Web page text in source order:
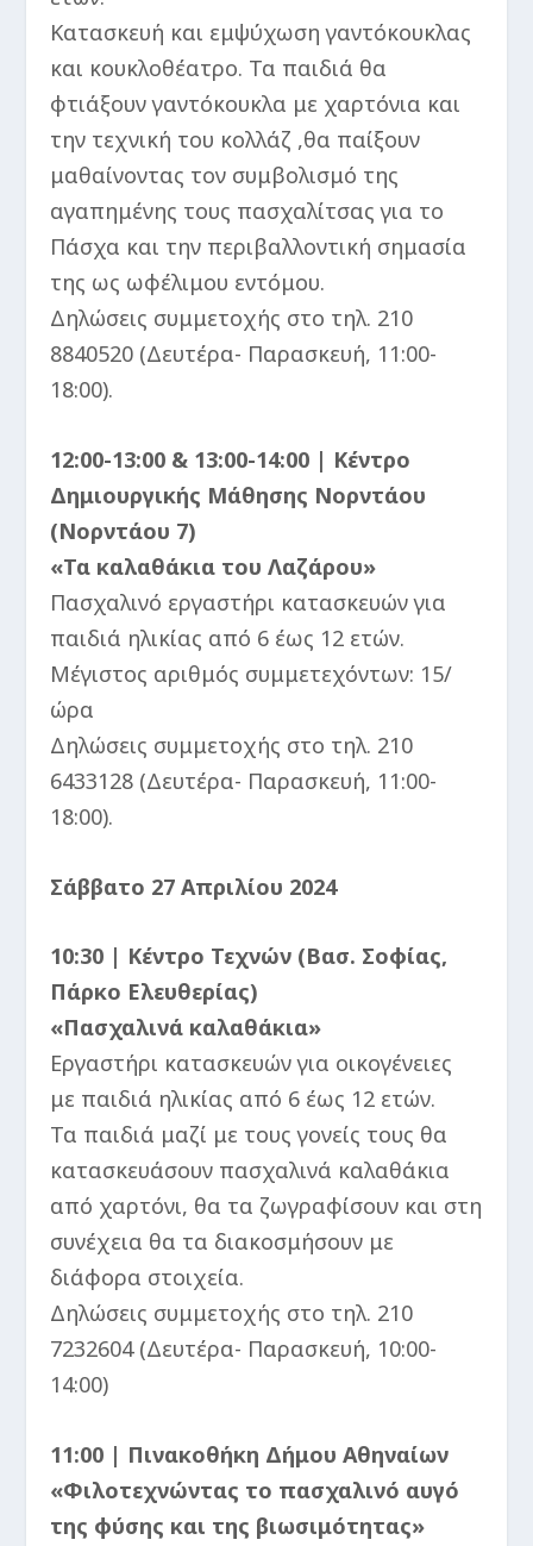
Κατασκευή και εμψύχωση γαντόκουκλας
και κουκλοθέατρο. Τα παιδιά θα
φτιάξουν γαντόκουκλα με χαρτόνια και
την τεχνική του κολλάζ ,θα παίξουν
μαθαίνοντας τον συμβολισμό της
αγαπημένης τους πασχαλίτσας για το
Πάσχα και την περιβαλλοντική σημασία
της ως ωφέλιμου εντόμου.
Δηλώσεις συμμετοχής στο τηλ. 210
8840520 (Δευτέρα- Παρασκευή, 11:00-
18:00).
12:00-13:00 & 13:00-14:00 | Κέντρο
Δημιουργικής Μάθησης Νορντάου
(Νορντάου 7)
«Τα καλαθάκια του Λαζάρου»
Πασχαλινό εργαστήρι κατασκευών για
παιδιά ηλικίας από 6 έως 12 ετών.
Μέγιστος αριθμός συμμετεχόντων: 15/
ώρα
Δηλώσεις συμμετοχής στο τηλ. 210
6433128 (Δευτέρα- Παρασκευή, 11:00-
18:00).
Σάββατο 27 Απριλίου 2024
10:30 | Κέντρο Τεχνών (Βασ. Σοφίας,
Πάρκο Ελευθερίας)
«Πασχαλινά καλαθάκια»
Εργαστήρι κατασκευών για οικογένειες
με παιδιά ηλικίας από 6 έως 12 ετών.
Τα παιδιά μαζί με τους γονείς τους θα
κατασκευάσουν πασχαλινά καλαθάκια
από χαρτόνι, θα τα ζωγραφίσουν και στη
συνέχεια θα τα διακοσμήσουν με
διάφορα στοιχεία.
Δηλώσεις συμμετοχής στο τηλ. 210
7232604 (Δευτέρα- Παρασκευή, 10:00-
14:00)
11:00 | Πινακοθήκη Δήμου Αθηναίων
«Φιλοτεχνώντας το πασχαλινό αυγό
της φύσης και της βιωσιμότητας»